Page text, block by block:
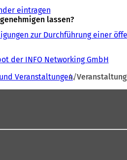
eintragen
lassen?
zur Durchführung einer
der INFO Networking GmbH
Veranstaltungen